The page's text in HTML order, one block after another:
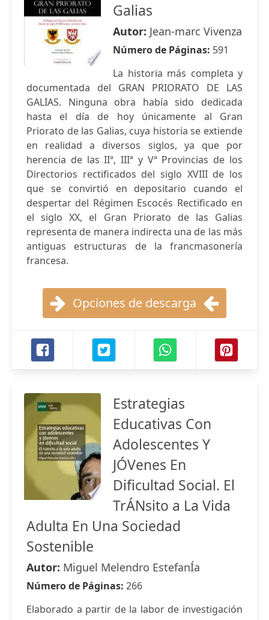
Galias
Autor: Jean-marc Vivenza
Número de Páginas: 591
La historia más completa y
documentada del GRAN PRIORATO DE LAS
GALIAS. Ninguna obra había sido dedicada
hasta el día de hoy únicamente al Gran
Priorato de las Galias, cuya historia se extiende
en realidad a diversos siglos, ya que por
herencia de las IIª, IIIª y Vª Provincias de los
Directorios rectificados del siglo XVIII de los
que se convirtió en depositario cuando el
despertar del Régimen Escocés Rectificado en
el siglo XX, el Gran Priorato de las Galias
representa de manera indirecta una de las más
antiguas estructuras de la francmasonería
francesa.
Opciones de descarga
Estrategias
Educativas Con
Adolescentes Y
JÓVenes En
Dificultad Social. El
TrÁNsito a La Vida
Adulta En Una Sociedad
Sostenible
Autor: Miguel Melendro EstefanÍa
Número de Páginas: 266
Elaborado a partir de la labor de investigación